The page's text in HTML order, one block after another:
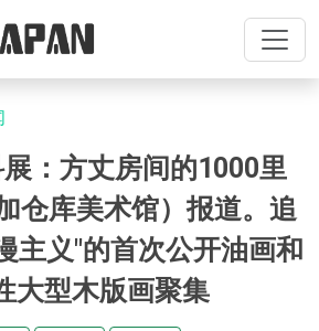
：方丈房间的1000里
仓库美术馆）报道。追
主义"的首次公开油画和
大型木版画聚集